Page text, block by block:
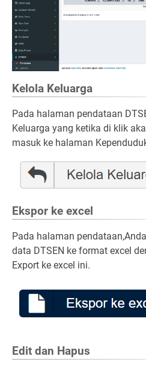
Kelola Keluarga
Pada halaman pendataan
Keluarga yang ketika di klik
masuk ke halaman
Ekspor ke excel
Pada halaman
data DTSEN ke format excel
Export ke excel ini.
Edit dan Hapus